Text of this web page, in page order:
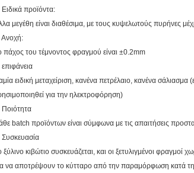
Ειδικά προϊόντα:
μεγέθη είναι διαθέσιμα, με τους κυψελωτούς πυρήνες
Ανοχή:
πάχος του τέμνοντος φραγμού είναι ±0.2mm
ειδική μεταχείριση, κανένα πετρέλαιο, κανένα
για την ηλεκτροφόρηση)
Ποιότητα
batch προϊόντων είναι σύμφωνα με τις απαιτήσεις
Συσκευασία
ξύλινο κιβώτιο συσκευάζεται, και οι ξετυλιγμένοι
να αποτρέψουν το κύτταρο από την παραμόρφωση κατά τη